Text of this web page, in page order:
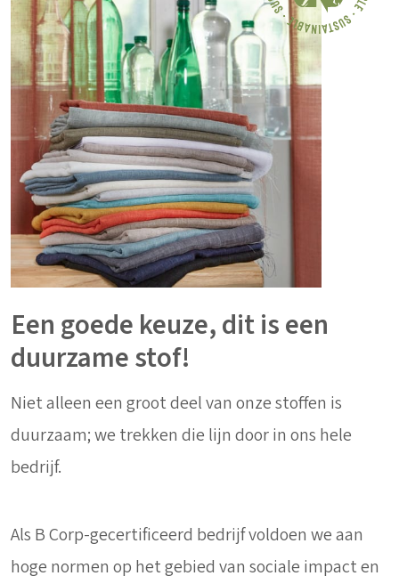
Een goede keuze, dit is een
duurzame stof!
Niet alleen een groot deel van onze stoffen is
duurzaam; we trekken die lijn door in ons hele
bedrijf.
Als B Corp-gecertificeerd bedrijf voldoen we aan
hoge normen op het gebied van sociale impact en